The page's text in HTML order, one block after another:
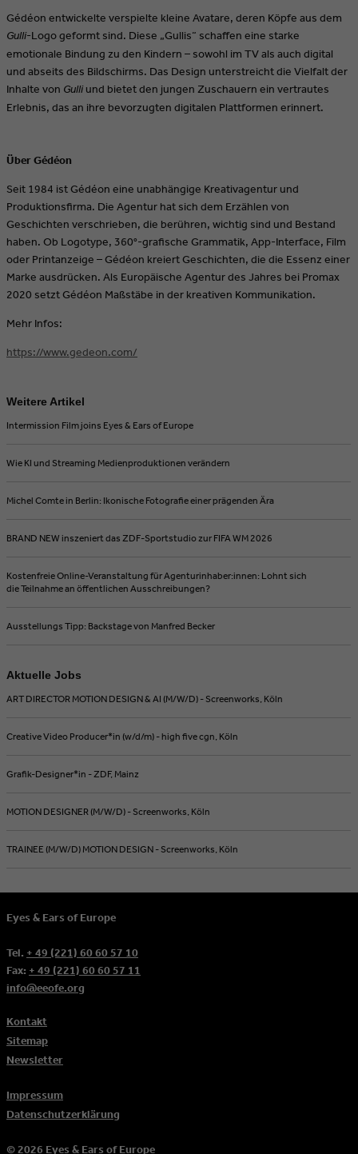
Gédéon entwickelte verspielte kleine Avatare, deren Köpfe aus dem
Gulli-Logo geformt sind. Diese „Gullis“ schaffen eine starke
emotionale Bindung zu den Kindern – sowohl im TV als auch digital
und abseits des Bildschirms. Das Design unterstreicht die Vielfalt der
Inhalte von Gulliund bietet den jungen Zuschauern ein vertrautes
Erlebnis, das an ihre bevorzugten digitalen Plattformen erinnert.
Über Gédéon
Seit 1984 ist Gédéon eine unabhängige Kreativagentur und
Produktionsfirma. Die Agentur hat sich dem Erzählen von
Geschichten verschrieben, die berühren, wichtig sind und Bestand
haben. Ob Logotype, 360°-grafische Grammatik, App-Interface, Film
oder Printanzeige – Gédéon kreiert Geschichten, die die Essenz einer
Marke ausdrücken. Als Europäische Agentur des Jahres bei Promax
2020 setzt Gédéon Maßstäbe in der kreativen Kommunikation.
Mehr Infos:
https://www.gedeon.com/
Weitere Artikel
Intermission Film joins Eyes & Ears of Europe
Wie KI und Streaming Medienproduktionen verändern
Michel Comte in Berlin: Ikonische Fotografie einer prägenden Ära
BRAND NEW inszeniert das ZDF-Sportstudio zur FIFA WM 2026
Kostenfreie Online-Veranstaltung für Agenturinhaber:innen: Lohnt sich
die Teilnahme an öffentlichen Ausschreibungen?
Ausstellungs Tipp: Backstage von Manfred Becker
Aktuelle Jobs
ART DIRECTOR MOTION DESIGN & AI (M/W/D) - Screenworks, Köln
Creative Video Producer*in (w/d/m) - high five cgn, Köln
Grafik-Designer*in - ZDF, Mainz
MOTION DESIGNER (M/W/D) - Screenworks, Köln
TRAINEE (M/W/D) MOTION DESIGN - Screenworks, Köln
Eyes & Ears of Europe
Tel. + 49 (221) 60 60 57 10
Fax: + 49 (221) 60 60 57 11
info@eeofe.org
Kontakt
Sitemap
Newsletter
Impressum
Datenschutzerklärung
© 2026 Eyes & Ears of Europe